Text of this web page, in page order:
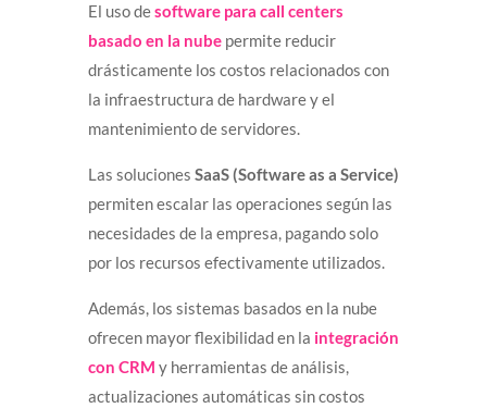
El uso desoftware para call centers
basado en la nubepermite reducir
drásticamente los costos relacionados con
la infraestructura de hardware y el
mantenimiento de servidores.
Las soluciones SaaS (Software as a Service)
permiten escalar las operaciones según las
necesidades de la empresa, pagando solo
por los recursos efectivamente utilizados.
Además, los sistemas basados en la nube
ofrecen mayor flexibilidad en la integración
con CRM y herramientas de análisis,
actualizaciones automáticas sin costos